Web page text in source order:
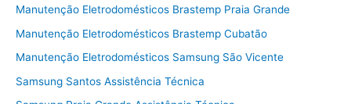
Manutenção Eletrodomésticos Brastemp Praia Grande
Manutenção Eletrodomésticos Brastemp Cubatão
Manutenção Eletrodomésticos Samsung São Vicente
Samsung Santos Assistência Técnica